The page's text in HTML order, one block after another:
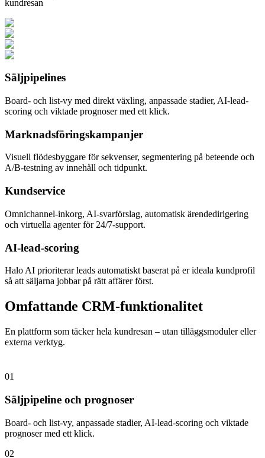
kundresan
Säljpipelines
Board- och list-vy med direkt växling, anpassade stadier, AI-lead-
scoring och viktade prognoser med ett klick.
Marknadsföringskampanjer
Visuell flödesbyggare för sekvenser, segmentering på beteende och
A/B-testning av innehåll och tidpunkt.
Kundservice
Omnichannel-inkorg, AI-svarförslag, automatisk ärendedirigering
och virtuella agenter för 24/7-support.
AI-lead-scoring
Halo AI prioriterar leads automatiskt baserat på er ideala kundprofil
så att säljarna jobbar på rätt affärer först.
Omfattande CRM-funktionalitet
En plattform som täcker hela kundresan – utan tilläggsmoduler eller
externa verktyg.
01
Säljpipeline och prognoser
Board- och list-vy, anpassade stadier, AI-lead-scoring och viktade
prognoser med ett klick.
02